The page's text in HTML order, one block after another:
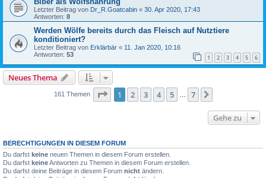
Letzter Beitrag von Dr_R.Goatcabin « 30. Apr 2020, 17:43
Antworten: 8
Werden Wölfe bereits durch das Fleisch auf Nutztiere
konditioniert?
Letzter Beitrag von Erklärbär « 11. Jan 2020, 10:16
Antworten: 53 1 2 3 4 5 6
Neues Thema
161 Themen Seite 1von
1 2 3 4 5 7
Gehe zu
BERECHTIGUNGEN IN DIESEM FORUM
Du darfst keine neuen Themen in diesem Forum erstellen.
Du darfst keineAntworten zu Themen in diesem Forum erstellen.
Du darfst deine Beiträge in diesem Forum nicht ändern.